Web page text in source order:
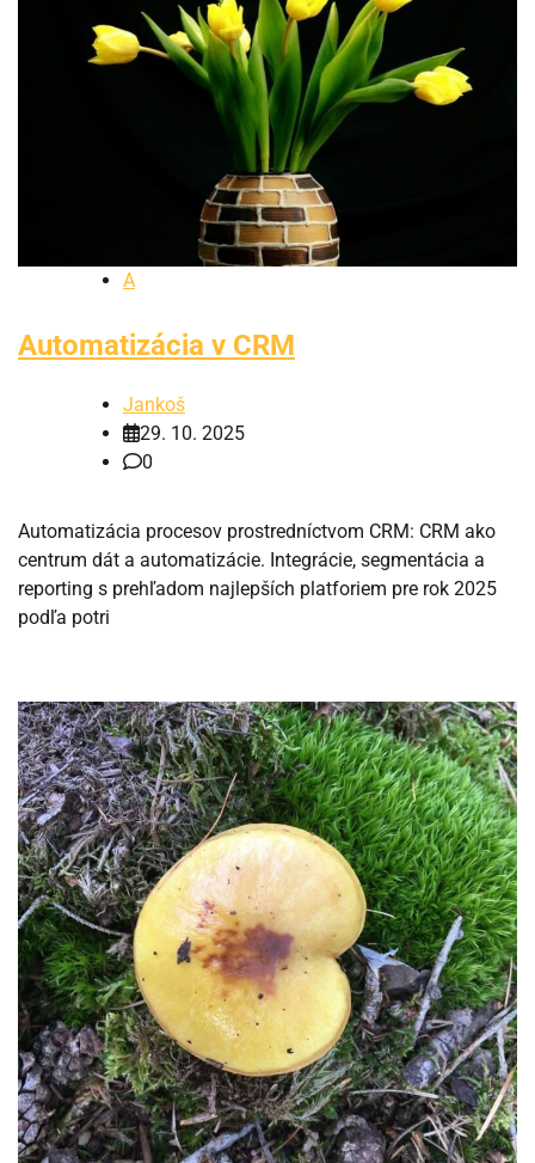
A
Automatizácia v CRM
Jankoš
29. 10. 2025
0
Automatizácia procesov prostredníctvom CRM: CRM ako
centrum dát a automatizácie. Integrácie, segmentácia a
reporting s prehľadom najlepších platforiem pre rok 2025
podľa potri